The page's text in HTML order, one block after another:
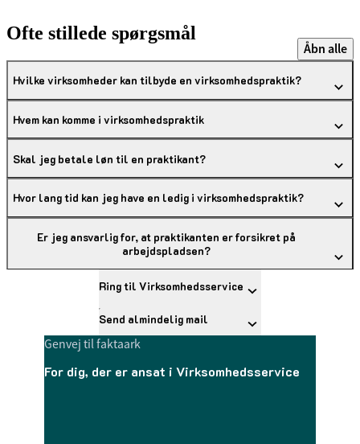
Ofte stillede spørgsmål
Åbn alle
Hvilke virksomheder kan tilbyde en virksomhedspraktik?
Hvem kan komme i virksomhedspraktik
Skal jeg betale løn til en praktikant?
Hvor lang tid kan jeg have en ledig i virksomhedspraktik?
Er jeg ansvarlig for, at praktikanten er forsikret på
arbejdspladsen?
Ring til Virksomhedsservice
Send almindelig mail
Genvej til faktaark
For dig, der er ansat i Virksomhedsservice